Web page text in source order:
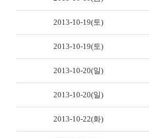
2013-10-19(토)
2013-10-19(토)
2013-10-20(일)
2013-10-20(일)
2013-10-22(화)